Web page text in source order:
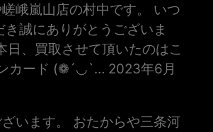
峨嵐山店の村中です。 いつ
き誠にありがとうございま
、買取させて頂いたのはこ
カード (❁´◡`… 2023年6月
います。 おたからや三条河